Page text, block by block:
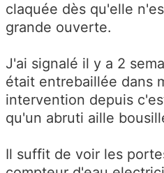
claquée dès qu'elle
grande ouverte.
J'ai signalé il y a 2
était entrebaillée dans
intervention depuis
qu'un abruti aille
Il suffit de voir les